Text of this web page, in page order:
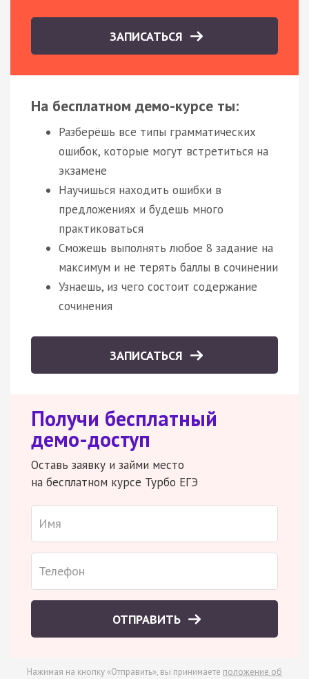
ЗАПИСАТЬСЯ
На бесплатном демо-курсе ты:
Разберёшь все типы грамматических
ошибок, которые могут встретиться на
экзамене
Научишься находить ошибки в
предложениях и будешь много
практиковаться
Сможешь выполнять любое 8 задание на
максимум и не терять баллы в сочинении
Узнаешь, из чего состоит содержание
сочинения
ЗАПИСАТЬСЯ
Получи бесплатный
демо-доступ
Оставь заявку и займи место
на бесплатном курсе Турбо ЕГЭ
ОТПРАВИТЬ
Нажимая на кнопку «Отправить», вы принимаете положение об